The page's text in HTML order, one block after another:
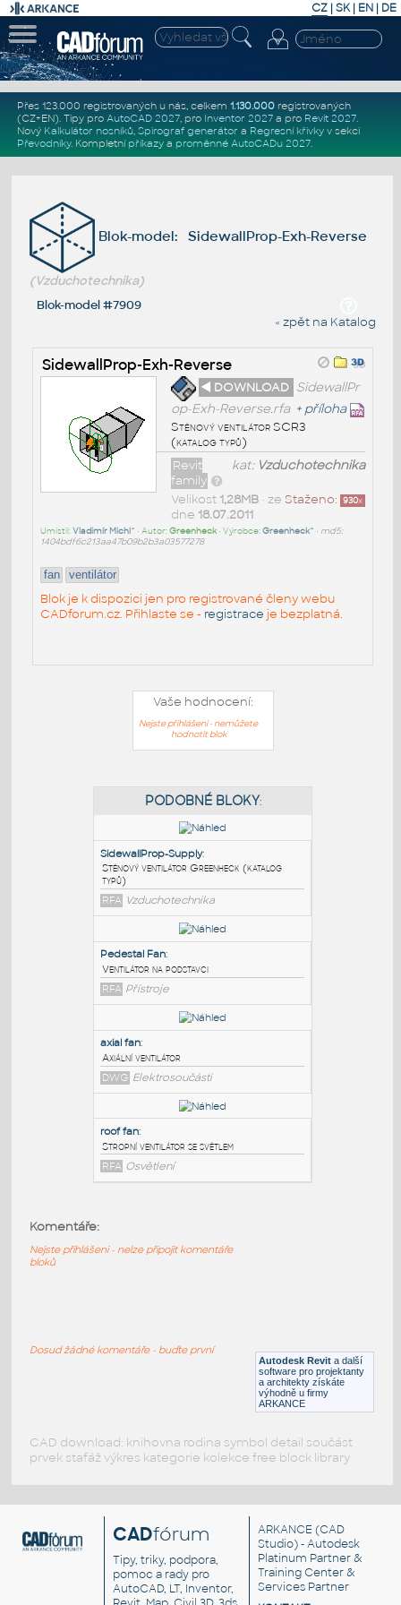
CZ | SK| EN | DE
Přes 123.000 registrovaných u nás, celkem 1.130.000registrovaných
(CZ+EN). Tipy pro AutoCAD 2027, pro Inventor 2027a pro Revit 2027.
Nový Kalkulátor nosníků, Spirograf generátor a Regresní křivkyv sekci
Převodníky. Kompletní příkazya proměnné AutoCADu 2027.
Blok-model: SidewallProp-Exh-Reverse
(Vzduchotechnika)
Blok-model #7909
« zpět na Katalog
SidewallProp-Exh-Reverse
◄ DOWNLOAD SidewallPr
op-Exh-Reverse.rfa + příloha
Stěnový ventilátor SCR3
(katalog typů)
kat: Vzduchotechnika
Revit
family
Staženo: 930x
Velikost 1,28MB• ze
dne 18.07.2011
Umístil:Vladimír Michl^ • Autor:Greenheck• Výrobce:Greenheck^ • md5:
1404bdf6c213aa47b09b2b3a03577278
fan ventilátor
Blok je k dispozici jen pro registrované členy webu
CADforum.cz. Přihlaste se - registrace je bezplatná.
Vaše hodnocení:
Nejste přihlášeni - nemůžete
hodnotit blok
PODOBNÉ BLOKY:
SidewallProp-Supply:
Stěnový ventilátor Greenheck (katalog
typů)
RFA Vzduchotechnika
Pedestal Fan:
Ventilátor na podstavci
RFA Přístroje
Axiální ventilátor
Stropní ventilátor se světlem
Autodesk Revit a další
software pro projektanty
a architekty získáte
výhodně u firmy
ARKANCE
Komentáře:
Nejste přihlášeni - nelze připojit komentáře
bloků
Dosud žádné komentáře - buďte první
CAD download: knihovna rodina symbol detail součást
prvek stafáž výkres kategorie kolekce free block library
CADfórum
Tipy, triky, podpora,
pomoc a rady pro
AutoCAD, LT, Inventor,
ARKANCE (CAD
Studio) - Autodesk
Platinum Partner &
Training Center &
Services Partner